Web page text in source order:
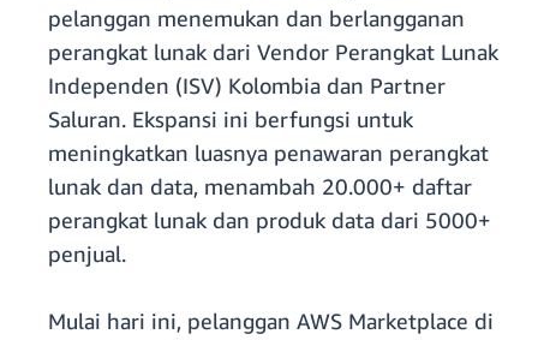
pelanggan menemukan dan berlangganan
perangkat lunak dari Vendor Perangkat Lunak
Independen (ISV) Kolombia dan Partner
Saluran. Ekspansi ini berfungsi untuk
meningkatkan luasnya penawaran perangkat
lunak dan data, menambah 20.000+ daftar
perangkat lunak dan produk data dari 5000+
penjual.
Mulai hari ini, pelanggan AWS Marketplace di